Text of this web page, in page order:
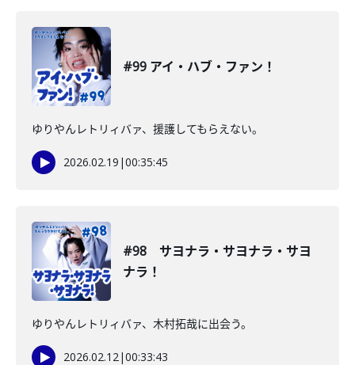
#99 アイ・ハブ・ファン！
ゆりやんレトリィバァ、援護してもらえない。
2026.02.19 |00:35:45
#98 サヨナラ・サヨナラ・サヨ
ナラ！
ゆりやんレトリィバァ、木村拓哉に出会う。
2026.02.12|00:33:43